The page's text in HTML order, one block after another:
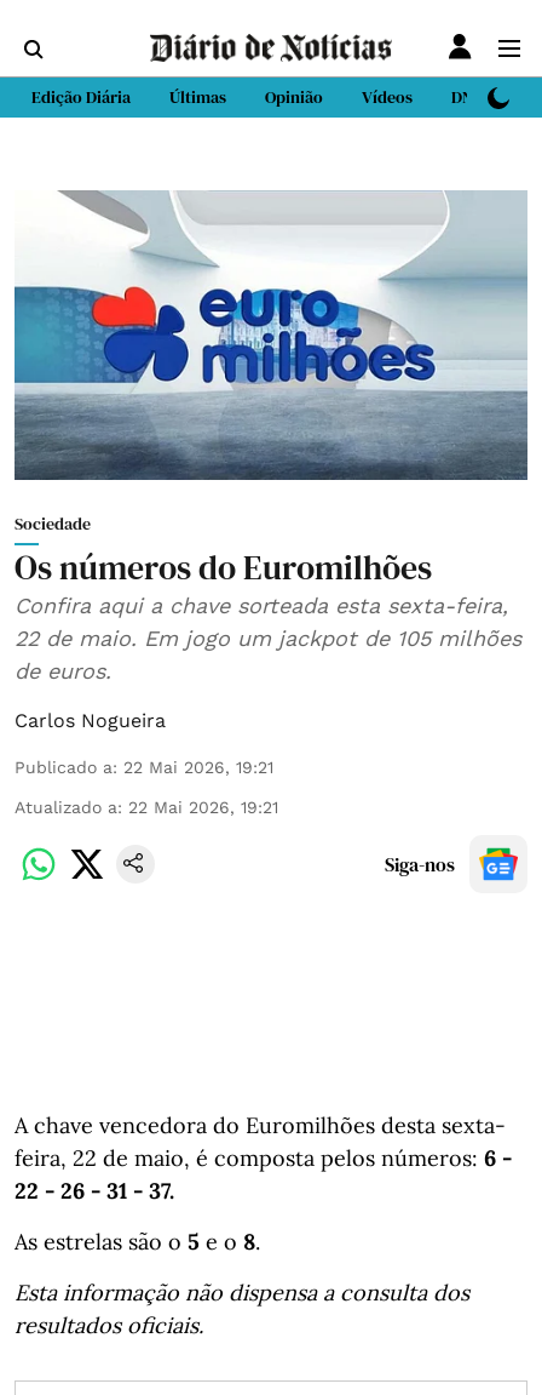
Edição Diária Últimas Opinião Vídeos DN Sport
Sociedade
Os números do Euromilhões
Confira aqui a chave sorteada esta sexta-feira,
22 de maio. Em jogo um jackpot de 105 milhões
de euros.
Carlos Nogueira
Publicado a: 22 Mai 2026, 19:21
Atualizado a: 22 Mai 2026, 19:21
Siga-nos
A chave vencedora do Euromilhões desta sexta-
feira, 22 de maio, é composta pelos números: 6 -
22 - 26 - 31 - 37.
As estrelas são o 5 e o 8.
Esta informação não dispensa a consulta dos
resultados oficiais.